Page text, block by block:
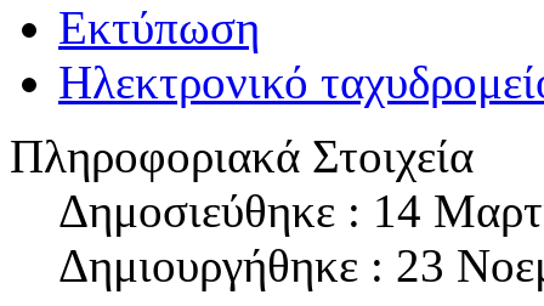
Εκτύπωση
Ηλεκτρονικό
Πληροφοριακά Στοιχεία
Δημοσιεύθηκε : 14
Δημιουργήθηκε : 23